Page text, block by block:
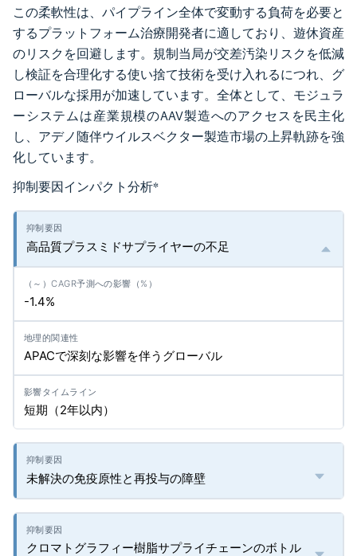
この柔軟性は、パイプライン全体で変動する負荷を必要と
するプラットフォーム治療開発者に適しており、遊休資産
のリスクを回避します。規制当局が交差汚染リスクを低減
し検証を合理化する使い捨て技術を受け入れるにつれ、グ
ローバルな採用が加速しています。全体として、モジュラ
ーシステムは産業規模のAAV製造へのアクセスを民主化
し、アデノ随伴ウイルスベクター製造市場の上昇軌跡を強
化しています。
抑制要因インパクト分析*
高品質プラスミドサプライヤーの不足
-1.4%
APACで深刻な影響を伴うグローバル
短期（2年以内）
未解決の免疫原性と再投与の障壁
クロマトグラフィー樹脂サプライチェーンのボトル